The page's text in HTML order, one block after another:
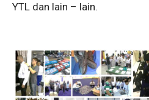
YTL dan lain – lain.